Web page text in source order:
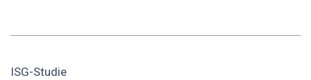
ISG-Studie